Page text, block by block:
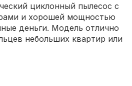
циклонный пылесос с
и хорошей мощностью
деньги. Модель отлично
небольших квартир или